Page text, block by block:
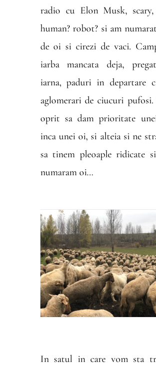
radio cu Elon Musk,
human? robot? si am
de oi si cirezi de vaci.
iarba mancata deja,
iarna, paduri in departare
aglomerari de ciucuri
oprit sa dam prioritate
inca unei oi, si alteia si ne
sa tinem pleoaple ridicate
numaram oi…
In satul in care vom sta